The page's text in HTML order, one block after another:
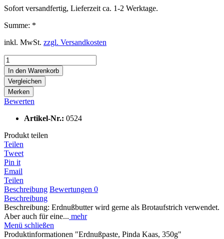
Sofort versandfertig, Lieferzeit ca. 1-2 Werktage.
Summe: *
inkl. MwSt. zzgl. Versandkosten
In den Warenkorb
Vergleichen
Merken
Bewerten
Artikel-Nr.: 0524
Produkt teilen
Teilen
Tweet
Pin it
Email
Teilen
Beschreibung Bewertungen 0
Beschreibung
Beschreibung: Erdnußbutter wird gerne als Brotaufstrich verwendet.
Aber auch für eine... mehr
Menü schließen
Produktinformationen "Erdnußpaste, Pinda Kaas, 350g"